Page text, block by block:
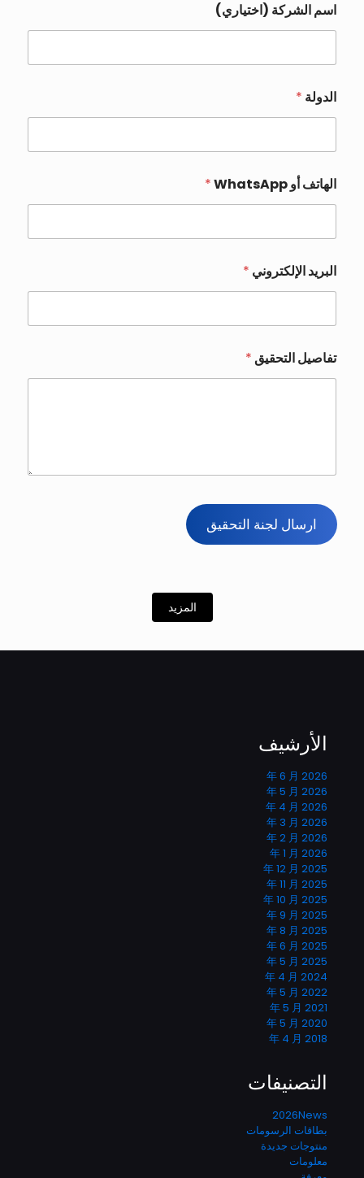
اسم الشركة (اختياري)
الدولة *
الهاتف أو WhatsApp *
ل
ب
ي
ا
ل
د
البريد الإلكتروني *
تفاصيل التحقيق *
ارسال لجنة التحقيق
المزيد
الأرشيف
2026 年 6 月
2026 年 5 月
2026 年 4 月
2026 年 3 月
2026 年 2 月
2026 年 1 月
2025 年 12 月
2025 年 11 月
2025 年 10 月
2025 年 9 月
2025 年 8 月
2025 年 6 月
2025 年 5 月
2024 年 4 月
2022 年 5 月
2021 年 5 月
2020 年 5 月
2018 年 4 月
التصنيفات
2026News
بطاقات الرسومات
منتوجات جديدة
معلومات